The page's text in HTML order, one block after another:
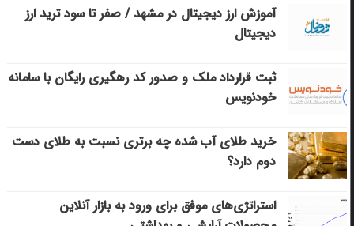
آموزش ارز دیجیتال در مشهد / صفر تا سود ترید ارز
دیجیتال
ثبت قرارداد ملک و صدور کد رهگیری رایگان با سامانه
خودنویس
خرید طلای آب شده چه برتری نسبت به طلای دست
دوم دارد؟
استراتژی‌های موفق برای ورود به بازار آنلاین